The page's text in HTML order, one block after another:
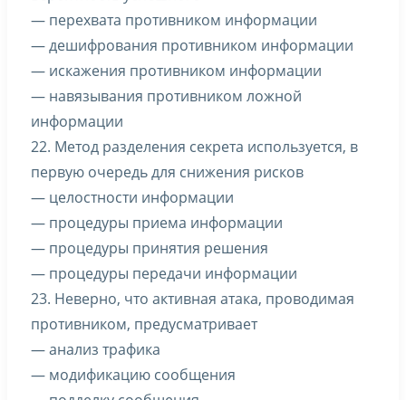
— перехвата противником информации
— дешифрования противником информации
— искажения противником информации
— навязывания противником ложной
информации
22. Метод разделения секрета используется, в
первую очередь для снижения рисков
— целостности информации
— процедуры приема информации
— процедуры принятия решения
— процедуры передачи информации
23. Неверно, что активная атака, проводимая
противником, предусматривает
— анализ трафика
— модификацию сообщения